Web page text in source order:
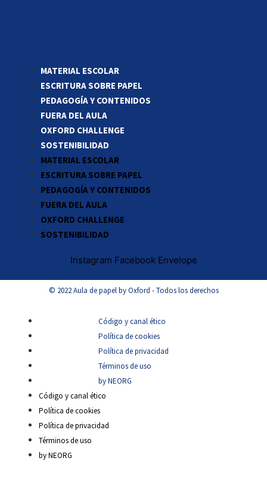
MATERIAL ESCOLAR
ESCRITURA SOBRE PAPEL
PEDAGOGÍA Y CONTENIDOS
FUERA DEL AULA
OXFORD CHALLENGE
SOSTENIBILIDAD
MATERIAL ESCOLAR
ESCRITURA SOBRE PAPEL
PEDAGOGÍA Y CONTENIDOS
FUERA DEL AULA
OXFORD CHALLENGE
SOSTENIBILIDAD
Instagram Facebook Envelope
© 2022 Aula de papel by Oxford - Todos los derechos
Código y canal ético
Política de cookies
Política de privacidad
Términos de uso
by NEORG
Código y canal ético
Política de cookies
Política de privacidad
Términos de uso
by NEORG